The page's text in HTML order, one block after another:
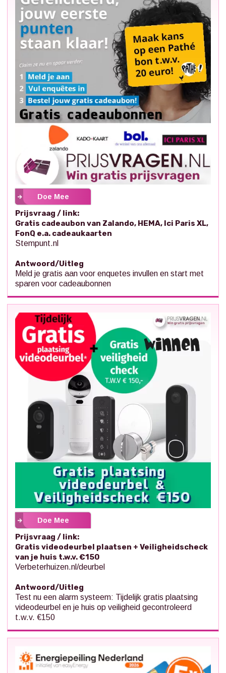
Doe Mee
Prijsvraag / link:
Gratis cadeaubon van Zalando, HEMA, Ici Paris XL,
FonQ e.a. cadeaukaarten
Stempunt.nl
Antwoord/Uitleg
Meld je gratis aan voor enquetes invullen en start met
sparen voor cadeaubonnen
Doe Mee
Prijsvraag / link:
Gratis videodeurbel plaatsen + Veiligheidscheck
van je huis t.w.v. €150
Verbeterhuizen.nl/deurbel
Antwoord/Uitleg
Test nu een alarm systeem: Tijdelijk gratis plaatsing
videodeurbel en je huis op veiligheid gecontroleerd
t.w.v. €150